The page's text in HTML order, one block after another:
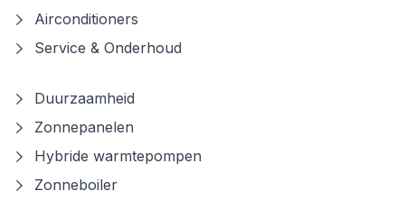
Airconditioners
Service & Onderhoud
Duurzaamheid
Zonnepanelen
Hybride warmtepompen
Zonneboiler